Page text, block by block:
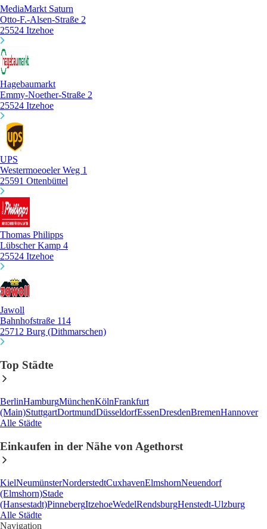
MediaMarkt Saturn
Otto-F.-Alsen-Straße 2
25524 Itzehoe
Hagebaumarkt
Emmy-Noether-Straße 2
25524 Itzehoe
UPS
Westermoeoeler Weg 1
25591 Ottenbüttel
Thomas Philipps
Lübscher Kamp 4
25524 Itzehoe
Jawoll
Bahnhofstraße 114
25712 Burg (Dithmarschen)
Top Städte
BerlinHamburgMünchenKölnFrankfurt
(Main)StuttgartDortmundDüsseldorfEssenDresdenBremenHannover
Alle Städte
Einkaufen in der Nähe von Agethorst
KielNeumünsterNorderstedtCuxhavenElmshornNeuendorf
(Elmshorn)Stade
(Hansestadt)PinnebergItzehoeWedelRendsburgHenstedt-Ulzburg
Alle Städte
Navigation